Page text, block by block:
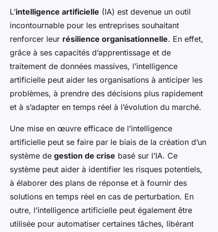
L’intelligence artificielle (IA) est devenue un outil
incontournable pour les entreprises souhaitant
renforcer leur résilience organisationnelle. En effet,
grâce à ses capacités d’apprentissage et de
traitement de données massives, l’intelligence
artificielle peut aider les organisations à anticiper les
problèmes, à prendre des décisions plus rapidement
et à s’adapter en temps réel à l’évolution du marché.
Une mise en œuvre efficace de l’intelligence
artificielle peut se faire par le biais de la création d’un
système de gestion de crise basé sur l’IA. Ce
système peut aider à identifier les risques potentiels,
à élaborer des plans de réponse et à fournir des
solutions en temps réel en cas de perturbation. En
outre, l’intelligence artificielle peut également être
utilisée pour automatiser certaines tâches, libérant